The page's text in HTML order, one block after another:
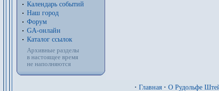
Календарь событий
Наш город
Форум
GA-онлайн
Каталог ссылок
Архивные разделы
в настоящее время
не наполняются
· Главная · О Рудольфе